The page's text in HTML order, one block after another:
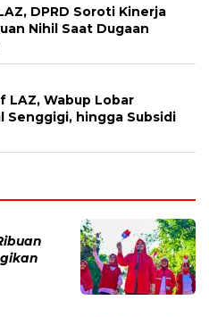
DPRD Soroti Kinerja
Nihil Saat Dugaan
LAZ, Wabup Lobar
Senggigi, hingga Subsidi